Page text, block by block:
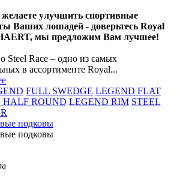
улучшить спортивные
Ваших лошадей - доверьтесь Royal
мы предложим Вам лучшее!
Steel Race – одно из самых
в ассортименте Royal...
FULL SWEDGE LEGEND FLAT
HALF ROUND LEGEND RIM STEEL
подковы
подковы